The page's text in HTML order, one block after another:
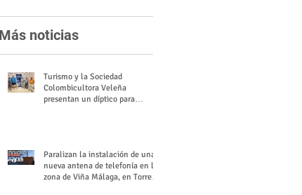
Más noticias
Turismo y la Sociedad
Colombicultora Veleña
presentan un díptico para
Paralizan la instalación de una
nueva antena de telefonía en la
zona de Viña Málaga, en Torre